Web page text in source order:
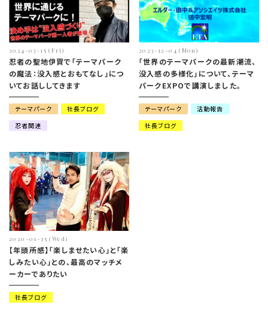
2024-03-15 (Fri)
忍者の聖地伊賀で「テーマパーク
の魔法：没入感とおもてなし」につ
いてお話ししてきます
テーマパーク
社長ブログ
忍者関連
2023-12-04 (Mon)
「世界のテーマパークの最新潮流、
没入感の多様化」について、テーマ
パークEXPOで講演しました。
テーマパーク
活動報告
社長ブログ
2020-01-15 (Wed)
【年頭所感】「楽しませたい心」と「楽
しみたい心」との、最高のマッチメ
ーカーでありたい
社長ブログ